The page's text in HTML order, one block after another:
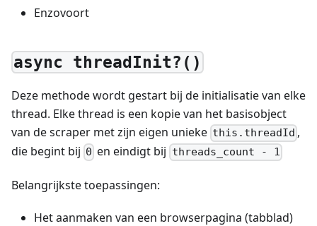
Enzovoort
async threadInit?()
Deze methode wordt gestart bij de initialisatie van elke
thread. Elke thread is een kopie van het basisobject
van de scraper met zijn eigen unieke this.threadId ,
die begint bij 0 en eindigt bij threads_count - 1
Belangrijkste toepassingen:
Het aanmaken van een browserpagina (tabblad)